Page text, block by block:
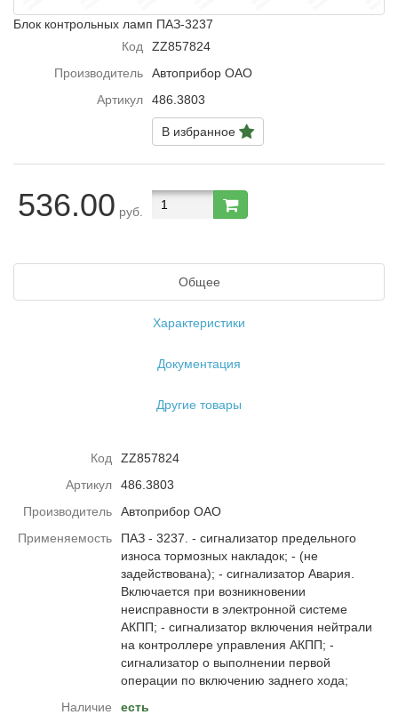
Блок контрольных ламп ПАЗ-3237
Код
ZZ857824
Производитель
Автоприбор ОАО
Артикул
486.3803
В избранное
536.00 руб.
Общее
Характеристики
Документация
Другие товары
Код
ZZ857824
Артикул
486.3803
Производитель
Автоприбор ОАО
Применяемость
ПАЗ - 3237. - сигнализатор предельного
износа тормозных накладок; - (не
задействована); - сигнализатор Авария.
Включается при возникновении
неисправности в электронной системе
АКПП; - сигнализатор включения нейтрали
на контроллере управления АКПП; -
сигнализатор о выполнении первой
операции по включению заднего хода;
Наличие
есть